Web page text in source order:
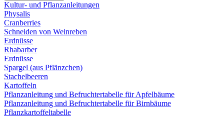
Kultur- und Pflanzanleitungen
Physalis
Cranberries
Schneiden von Weinreben
Erdnüsse
Rhabarber
Erdnüsse
Spargel (aus Pflänzchen)
Stachelbeeren
Kartoffeln
Pflanzanleitung und Befruchtertabelle für Apfelbäume
Pflanzanleitung und Befruchtertabelle für Birnbäume
Pflanzkartoffeltabelle